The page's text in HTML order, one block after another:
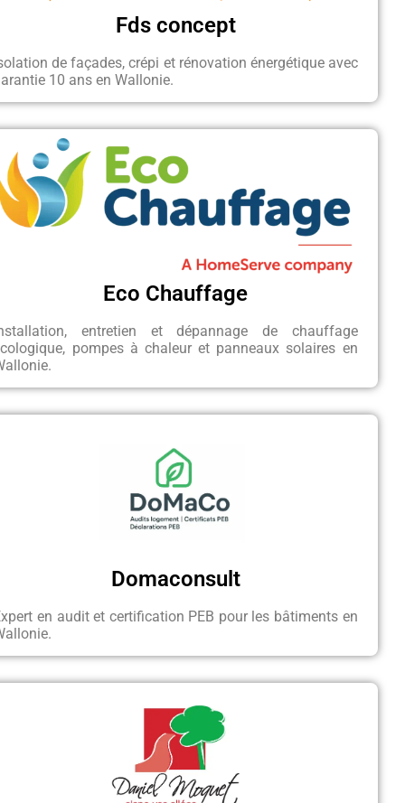
Fds concept
de façades, crépi et rénovation énergétique avec
10 ans en Wallonie.
Eco Chauffage
entretien et dépannage de chauffage
pompes à chaleur et panneaux solaires en
Domaconsult
en audit et certification PEB pour les bâtiments en